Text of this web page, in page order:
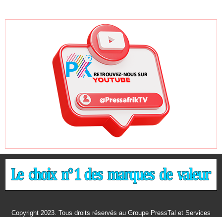
Copyright 2023. Tous droits réservés au Groupe PressTal et Services